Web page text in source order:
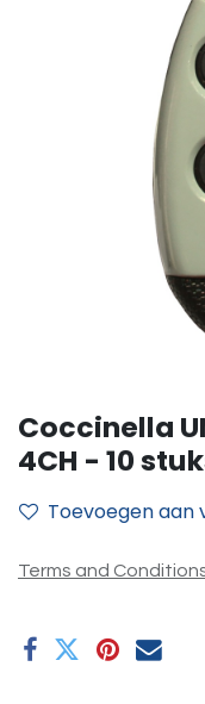
Coccinella
4CH - 10
Toevoegen aan
Terms and